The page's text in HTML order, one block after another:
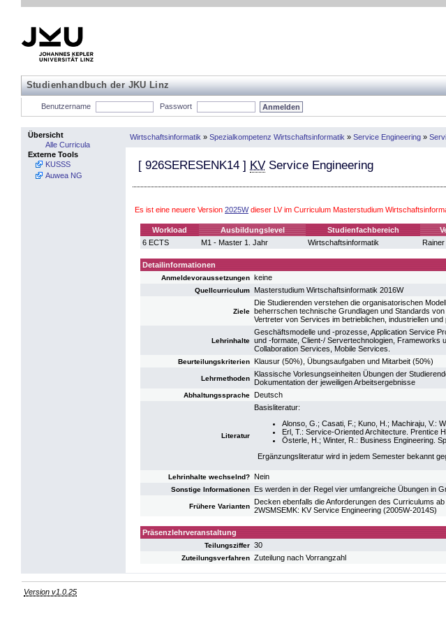
Studienhandbuch der JKU Linz
Benutzername Passwort
Übersicht
Alle Curricula
Externe Tools
KUSSS
Auwea NG
Wirtschaftsinformatik » Spezialkompetenz Wirtschaftsinformatik » Service Engineering »
[ 926SERESENK14 ] KV Service Engineering
Es ist eine neuere Version 2025Wdieser LV im Curriculum Masterstudium
Workload Ausbildungslevel Studienfachbereich
6 ECTS
M1 - Master 1. Jahr Wirtschaftsinformatik
Detailinformationen
Anmeldevoraussetzungen keine
Quellcurriculum Masterstudium Wirtschaftsinformatik 2016W
Ziele
Die Studierenden verstehen die organisatorischen
beherrschen technische Grundlagen und Standards
Vertreter von Services im betrieblichen, industriellen und
Lehrinhalte
Geschäftsmodelle und -prozesse, Application Service
und -formate, Client-/ Servertechnologien, Frameworks
Collaboration Services, Mobile Services.
Beurteilungskriterien Klausur (50%), Übungsaufgaben und Mitarbeit (50%)
Lehrmethoden
Klassische Vorlesungseinheiten Übungen der
Dokumentation der jeweiligen Arbeitsergebnisse
Abhaltungssprache Deutsch
Literatur
Basisliteratur:
Alonso, G.; Casati, F.; Kuno, H.; Machiraju, V.:
Erl, T.: Service-Oriented Architecture. Prentice
Österle, H.; Winter, R.: Business Engineering.
Ergänzungsliteratur wird in jedem Semester bekannt
Lehrinhalte wechselnd? Nein
Sonstige Informationen Es werden in der Regel vier umfangreiche Übungen in
Frühere Varianten
Decken ebenfalls die Anforderungen des Curriculums
2WSMSEMK: KV Service Engineering (2005W-2014S)
Präsenzlehrveranstaltung
Teilungsziffer 30
Zuteilungsverfahren Zuteilung nach Vorrangzahl
Version v1.0.25